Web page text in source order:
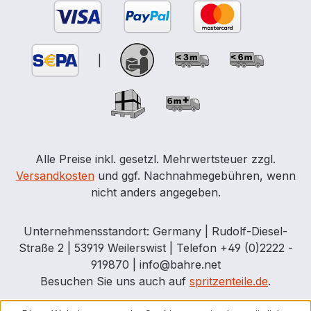
(siehe ADR 6.5.4.4.1 b).
Alle Preise inkl. gesetzl. Mehrwertsteuer zzgl.
Versandkostenund ggf. Nachnahmegebühren, wenn
nicht anders angegeben.
Unternehmensstandort: Germany | Rudolf-Diesel-
Straße 2 | 53919 Weilerswist | Telefon +49 (0)2222 -
919870 | info@bahre.net
Besuchen Sie uns auch auf spritzenteile.de.